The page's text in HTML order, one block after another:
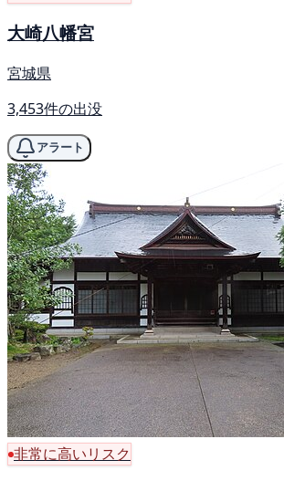
大崎八幡宮
宮城県
3,453件の出没
アラート
非常に高いリスク